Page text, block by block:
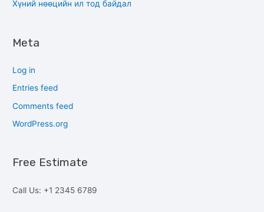
Хүний нөөцийн ил тод байдал
Meta
Log in
Entries feed
Comments feed
WordPress.org
Free Estimate
Call Us: +1 2345 6789